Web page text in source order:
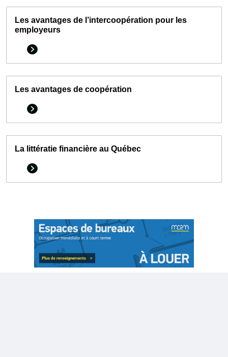
Les avantages de l’intercoopération pour les
employeurs
Les avantages de coopération
La littératie financière au Québec